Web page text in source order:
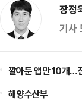
장정
기사
깔아둔 앱만 10개…
해양수산부